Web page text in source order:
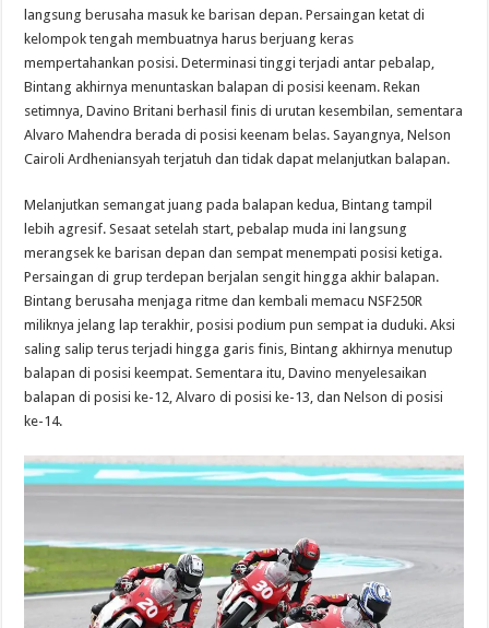
langsung berusaha masuk ke barisan depan. Persaingan ketat di
kelompok tengah membuatnya harus berjuang keras
mempertahankan posisi. Determinasi tinggi terjadi antar pebalap,
Bintang akhirnya menuntaskan balapan di posisi keenam. Rekan
setimnya, Davino Britani berhasil finis di urutan kesembilan, sementara
Alvaro Mahendra berada di posisi keenam belas. Sayangnya, Nelson
Cairoli Ardheniansyah terjatuh dan tidak dapat melanjutkan balapan.
Melanjutkan semangat juang pada balapan kedua, Bintang tampil
lebih agresif. Sesaat setelah start, pebalap muda ini langsung
merangsek ke barisan depan dan sempat menempati posisi ketiga.
Persaingan di grup terdepan berjalan sengit hingga akhir balapan.
Bintang berusaha menjaga ritme dan kembali memacu NSF250R
miliknya jelang lap terakhir, posisi podium pun sempat ia duduki. Aksi
saling salip terus terjadi hingga garis finis, Bintang akhirnya menutup
balapan di posisi keempat. Sementara itu, Davino menyelesaikan
balapan di posisi ke-12, Alvaro di posisi ke-13, dan Nelson di posisi
ke-14.